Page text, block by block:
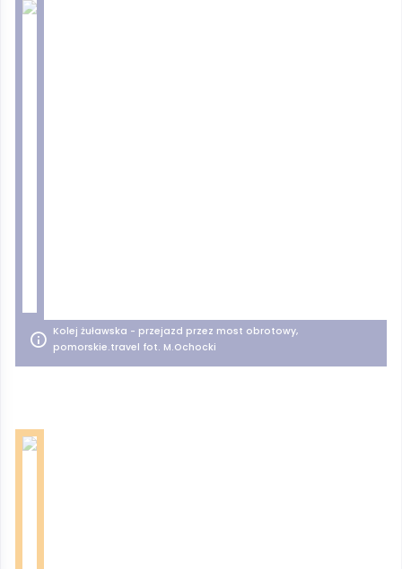
Kolej żuławska - przejazd przez most obrotowy,
pomorskie.travel fot. M.Ochocki